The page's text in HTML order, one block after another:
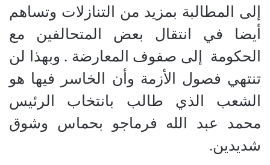
إلى المطالبة بمزيد من التنازلات وتساهم
أيضا في انتقال بعض المتحالفين مع
الحكومة
إلى صفوف المعارضة . وبهذا لن
تنتهي فصول الأزمة وأن الخاسر فيها هو
الشعب الذي طالب بانتخاب الرئيس
محمد عبد الله فرماجو بحماس وشوق
شديدين.